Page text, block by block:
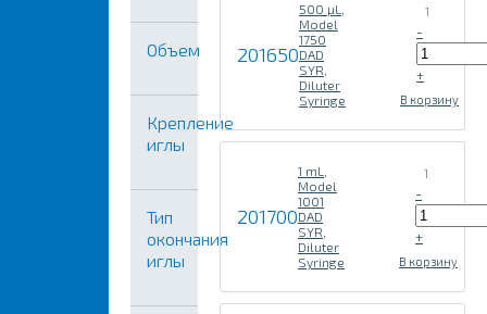
Объем
Крепление
иглы
Тип
окончания
иглы
201650
500 µL,
Model
1750
DAD
SYR,
Diluter
Syringe
1
-
+
В корзину
201700
1 mL,
Model
1001
DAD
SYR,
Diluter
Syringe
1
-
+
В корзину